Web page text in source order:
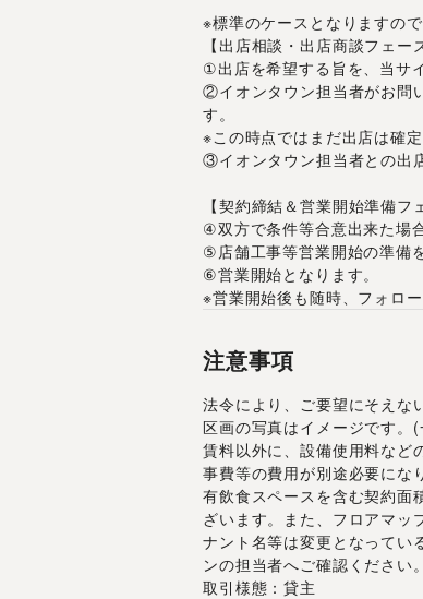
※標準のケースとなりますの
【出店相談・出店商談フェー
①出店を希望する旨を、当サ
②イオンタウン担当者がお問
す。
※この時点ではまだ出店は確
③イオンタウン担当者との出
【契約締結＆営業開始準備フ
④双方で条件等合意出来た場
⑤店舗工事等営業開始の準備
⑥営業開始となります。
※営業開始後も随時、フォロ
注意事項
法令により、ご要望にそえな
区画の写真はイメージです。
賃料以外に、設備使用料など
事費等の費用が別途必要にな
有飲食スペースを含む契約面
ざいます。また、フロアマッ
ナント名等は変更となってい
ンの担当者へご確認ください。
取引様態：貸主